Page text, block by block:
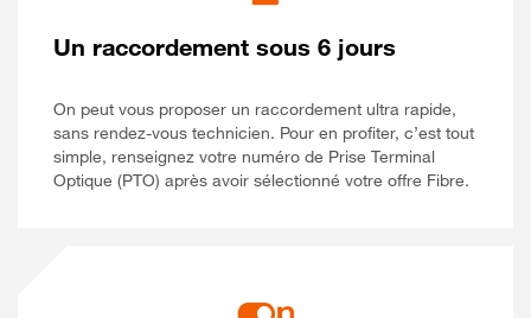
Un raccordement sous 6 jours
On peut vous proposer un raccordement ultra rapide,
sans rendez-vous technicien. Pour en profiter, c’est tout
simple, renseignez votre numéro de Prise Terminal
Optique (PTO) après avoir sélectionné votre offre Fibre.